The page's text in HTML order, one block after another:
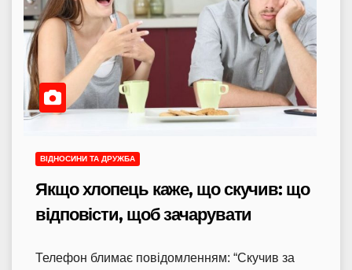
ВІДНОСИНИ ТА ДРУЖБА
Якщо хлопець каже, що скучив: що
відповісти, щоб зачарувати
Телефон блимає повідомленням: “Скучив за